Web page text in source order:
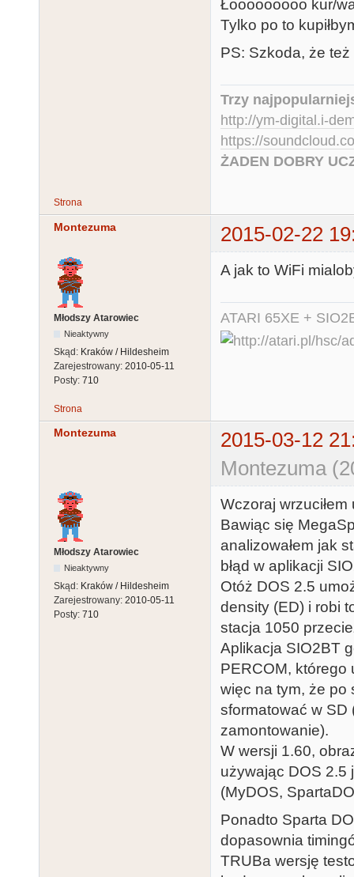
Łooooooooo kur/
Tylko po to
PS: Szkoda, że
Trzy
http://ym-digital.i-
https://
ŻADEN DOBRY
Strona
Montezuma 2015-02-22
Młodszy Atarowiec
Nieaktywny
Skąd: Kraków / Hildesheim
Zarejestrowany: 2010-05-11
Posty: 710
A jak to WiFi
ATARI 65XE +
Strona
Montezuma
2015-03-12
Montezuma
Młodszy Atarowiec
Nieaktywny
Skąd: Kraków / Hildesheim
Zarejestrowany: 2010-05-11
Posty: 710
Wczoraj
Bawiąc się
analizowałem jak
błąd w aplikacji
Otóż DOS 2.5
density (ED) i robi
stacja 1050
Aplikacja SIO2BT
PERCOM, którego
więc na tym, że po
sformatować w SD
zamontowanie).
W wersji 1.60,
używając DOS 2.5
(MyDOS,
Ponadto Sparta
dopasownia
TRUBa wersję